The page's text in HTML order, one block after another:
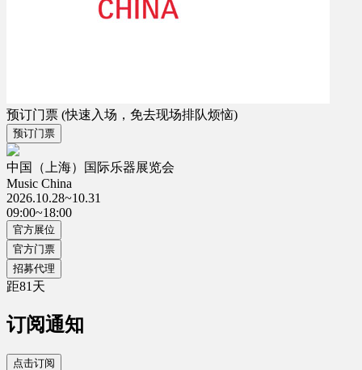
预订门票 (快速入场，免去现场排队烦恼)
预订门票
中国（上海）国际乐器展览会
Music China
2026.10.28~10.31
09:00~18:00
官方展位
官方门票
招募代理
距81 天
订阅通知
点击订阅